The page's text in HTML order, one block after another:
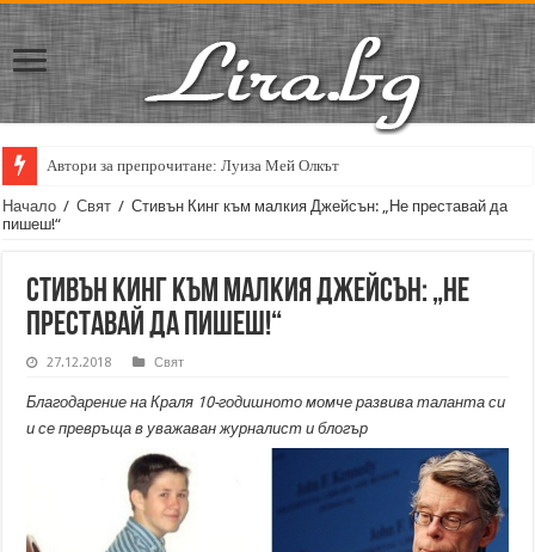
Автори за препрочитане: Луиза Мей Олкът
Начало / Свят / Стивън Кинг към малкия Джейсън: „Не преставай да
пишеш!“
Стивън Кинг към малкия Джейсън: „Не
преставай да пишеш!“
27.12.2018 Свят
Благодарение на Краля 10-годишното момче развива таланта си
и се превръща в уважаван журналист и блогър